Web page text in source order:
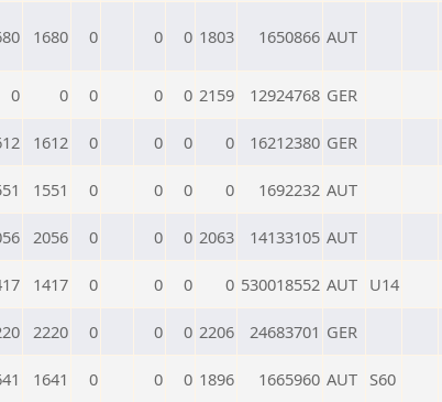
1680 0 0 0 1803 1650866 AUT
0 0 0 0 0 2159 12924768 GER
1612 0 0 0 0 16212380 GER
1551 0 0 0 0 1692232 AUT
2056 0 0 0 2063 14133105 AUT
1417 0 0 0 0 530018552 AUT U14
2220 0 0 0 2206 24683701 GER
1641 0 0 0 1896 1665960 AUT S60